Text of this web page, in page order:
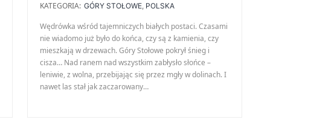
KATEGORIA: GÓRY STOŁOWE, POLSKA
Wędrówka wśród tajemniczych białych postaci. Czasami
nie wiadomo już było do końca, czy są z kamienia, czy
mieszkają w drzewach. Góry Stołowe pokrył śnieg i
cisza… Nad ranem nad wszystkim zabłysło słońce –
leniwie, z wolna, przebijając się przez mgły w dolinach. I
nawet las stał jak zaczarowany…